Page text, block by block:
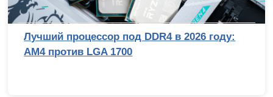
Лучший процессор под DDR4 в 2026 году:
AM4 против LGA 1700